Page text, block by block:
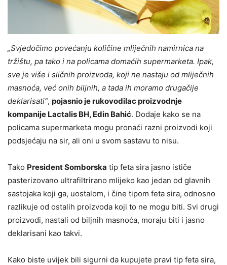
„Svjedočimo povećanju količine mliječnih namirnica na
tržištu, pa tako i na policama domaćih supermarketa. Ipak,
sve je više i sličnih proizvoda, koji ne nastaju od mliječnih
masnoća, već onih biljnih, a tada ih moramo drugačije
deklarisati“, pojasnio je rukovodilac proizvodnje
kompanije Lactalis BH, Edin Bahić. Dodaje kako se na
policama supermarketa mogu pronaći razni proizvodi koji
podsjećaju na sir, ali oni u svom sastavu to nisu.
Tako President Somborska tip feta sira jasno ističe
pasterizovano ultrafiltrirano mlijeko kao jedan od glavnih
sastojaka koji ga, uostalom, i čine tipom feta sira, odnosno
razlikuje od ostalih proizvoda koji to ne mogu biti. Svi drugi
proizvodi, nastali od biljnih masnoća, moraju biti i jasno
deklarisani kao takvi.
Kako biste uvijek bili sigurni da kupujete pravi tip feta sira,